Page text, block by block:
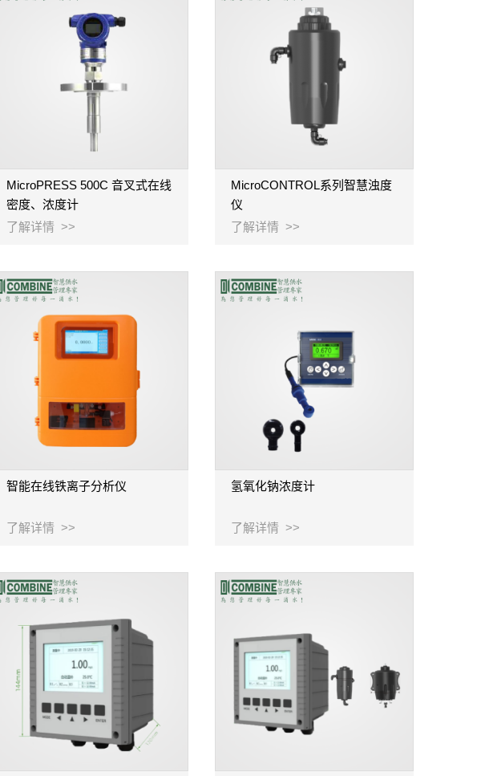
MicroPRESS 500C 音叉式在线
密度、浓度计
了解详情 >>
MicroCONTROL系列智慧浊度
仪
了解详情 >>
智能在线铁离子分析仪
了解详情 >>
氢氧化钠浓度计
了解详情 >>